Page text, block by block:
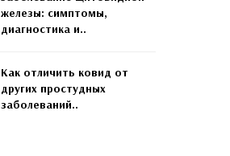
железы: симптомы,
диагностика и..
Как отличить ковид от
других простудных
заболеваний..